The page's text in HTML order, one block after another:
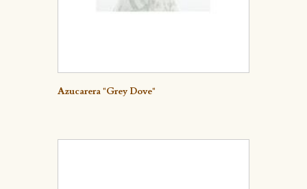
Detalle
Azucarera "Grey Dove"